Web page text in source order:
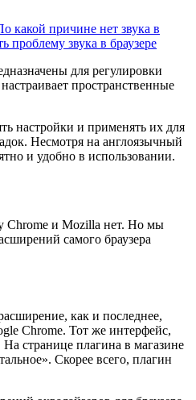
какой причине нет звука в
проблему звука в браузере
для регулировки
пространственные
настройки и применять их для
Несмотря на англоязычный
и удобно в использовании.
Chrome и Mozilla нет. Но мы
самого браузера
как и последнее,
Chrome. Тот же интерфейс,
странице плагина в магазине
Скорее всего, плагин